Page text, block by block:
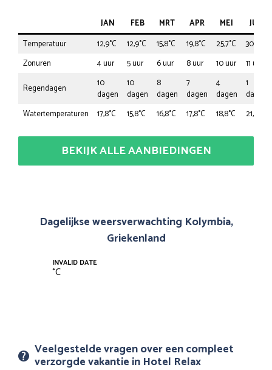
JAN FEB MRT APR MEI
JUN
Temperatuur
12,9°C 12,9°C 15,8°C 19,8°C 25,7°C
30,7°C
Zonuren
4 uur 5 uur 6 uur 8 uur 10 uur
11 uur
Regendagen
10
dagen
10
dagen
8
dagen
7
dagen
4
dagen
1
dagen
Watertemperaturen
17,8°C 15,8°C 16,8°C 17,8°C 18,8°C 21,8°C
BEKIJK ALLE AANBIEDINGEN
Dagelijkse weersverwachting Kolymbia,
Griekenland
INVALID DATE
°C
Veelgestelde vragen over een compleet
verzorgde vakantie in Hotel Relax